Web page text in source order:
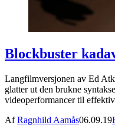
Blockbuster
Langfilmversjonen av Ed
glatter ut den brukne
videoperformancer til
AfRagnhild Aamås06.09.19